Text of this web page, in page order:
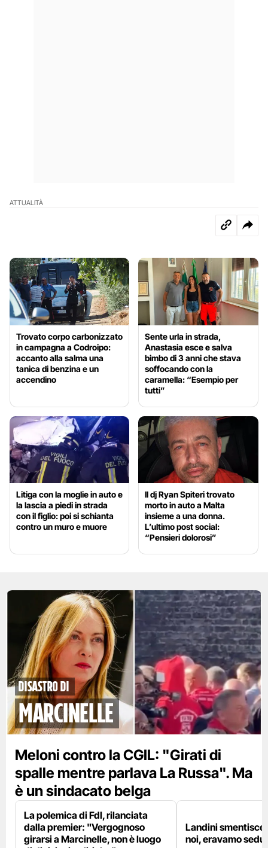
ATTUALITÀ
Trovato corpo carbonizzato
in campagna a Codroipo:
accanto alla salma una
tanica di benzina e un
accendino
Sente urla in strada,
Anastasia esce e salva
bimbo di 3 anni che stava
soffocando con la
caramella: “Esempio per
tutti”
Litiga con la moglie in auto e
la lascia a piedi in strada
con il figlio: poi si schianta
contro un muro e muore
Il dj Ryan Spiteri trovato
morto in auto a Malta
insieme a una donna.
L’ultimo post social:
“Pensieri dolorosi”
disastro di
marcinelle
Meloni contro la CGIL: "Girati di
spalle mentre parlava La Russa". Ma
è un sindacato belga
La polemica di FdI, rilanciata
dalla premier: "Vergognoso
girarsi a Marcinelle, non è luogo
Landini
noi, eravamo